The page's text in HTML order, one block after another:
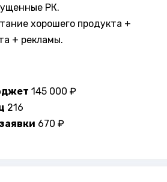
РК.
хорошего продукта +
+ рекламы.
145 000 ₽
216
670 ₽